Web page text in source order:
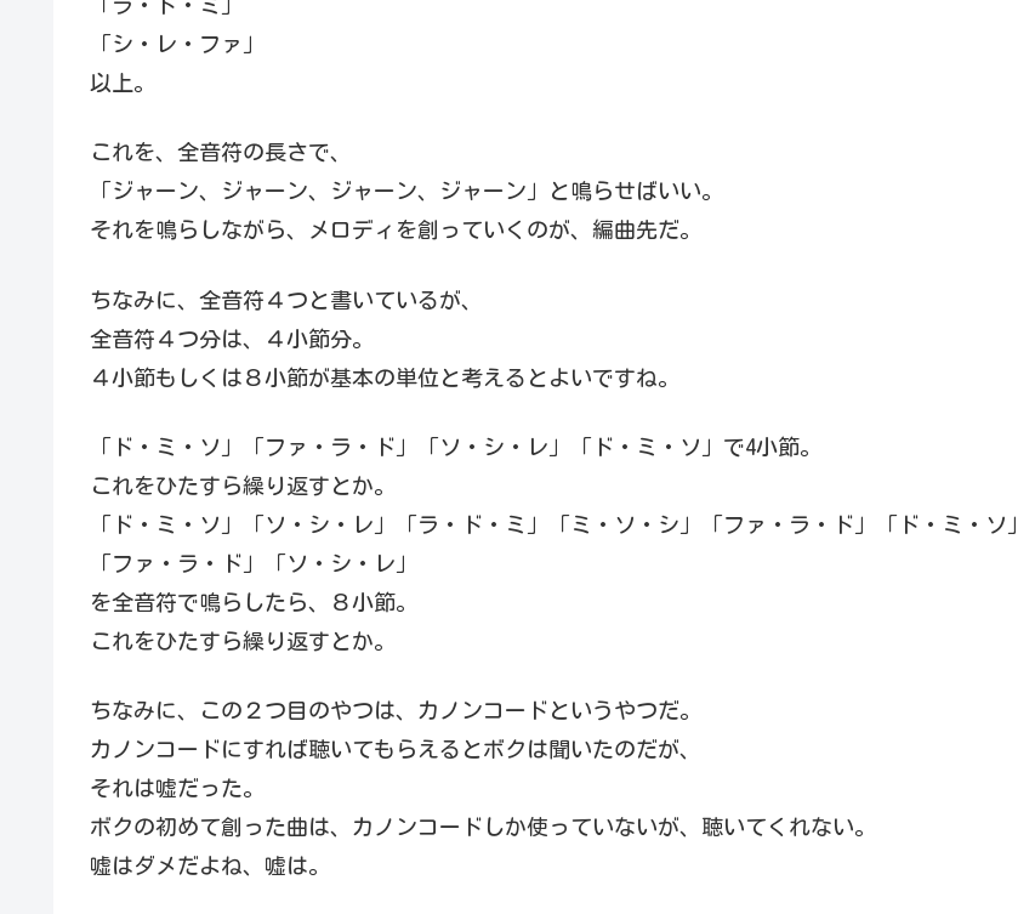
「ラ・ド・ミ」
「シ・レ・ファ」
以上。
これを、全音符の長さで、
「ジャーン、ジャーン、ジャーン、ジャーン」と鳴らせばいい。
それを鳴らしながら、メロディを創っていくのが、編曲先だ。
ちなみに、全音符４つと書いているが、
全音符４つ分は、４小節分。
４小節もしくは８小節が基本の単位と考えるとよいですね。
「ド・ミ・ソ」「ファ・ラ・ド」「ソ・シ・レ」「ド・ミ・ソ」で4小節。
これをひたすら繰り返すとか。
「ド・ミ・ソ」「ソ・シ・レ」「ラ・ド・ミ」「ミ・ソ・シ」「ファ・ラ・ド」「ド・ミ・ソ」
「ファ・ラ・ド」「ソ・シ・レ」
を全音符で鳴らしたら、８小節。
これをひたすら繰り返すとか。
ちなみに、この２つ目のやつは、カノンコードというやつだ。
カノンコードにすれば聴いてもらえるとボクは聞いたのだが、
それは嘘だった。
ボクの初めて創った曲は、カノンコードしか使っていないが、聴いてくれない。
嘘はダメだよね、嘘は。